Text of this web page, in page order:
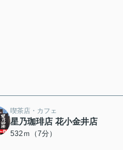
喫茶店・カフェ
星乃珈琲店 花小金井店
532ｍ（7分）